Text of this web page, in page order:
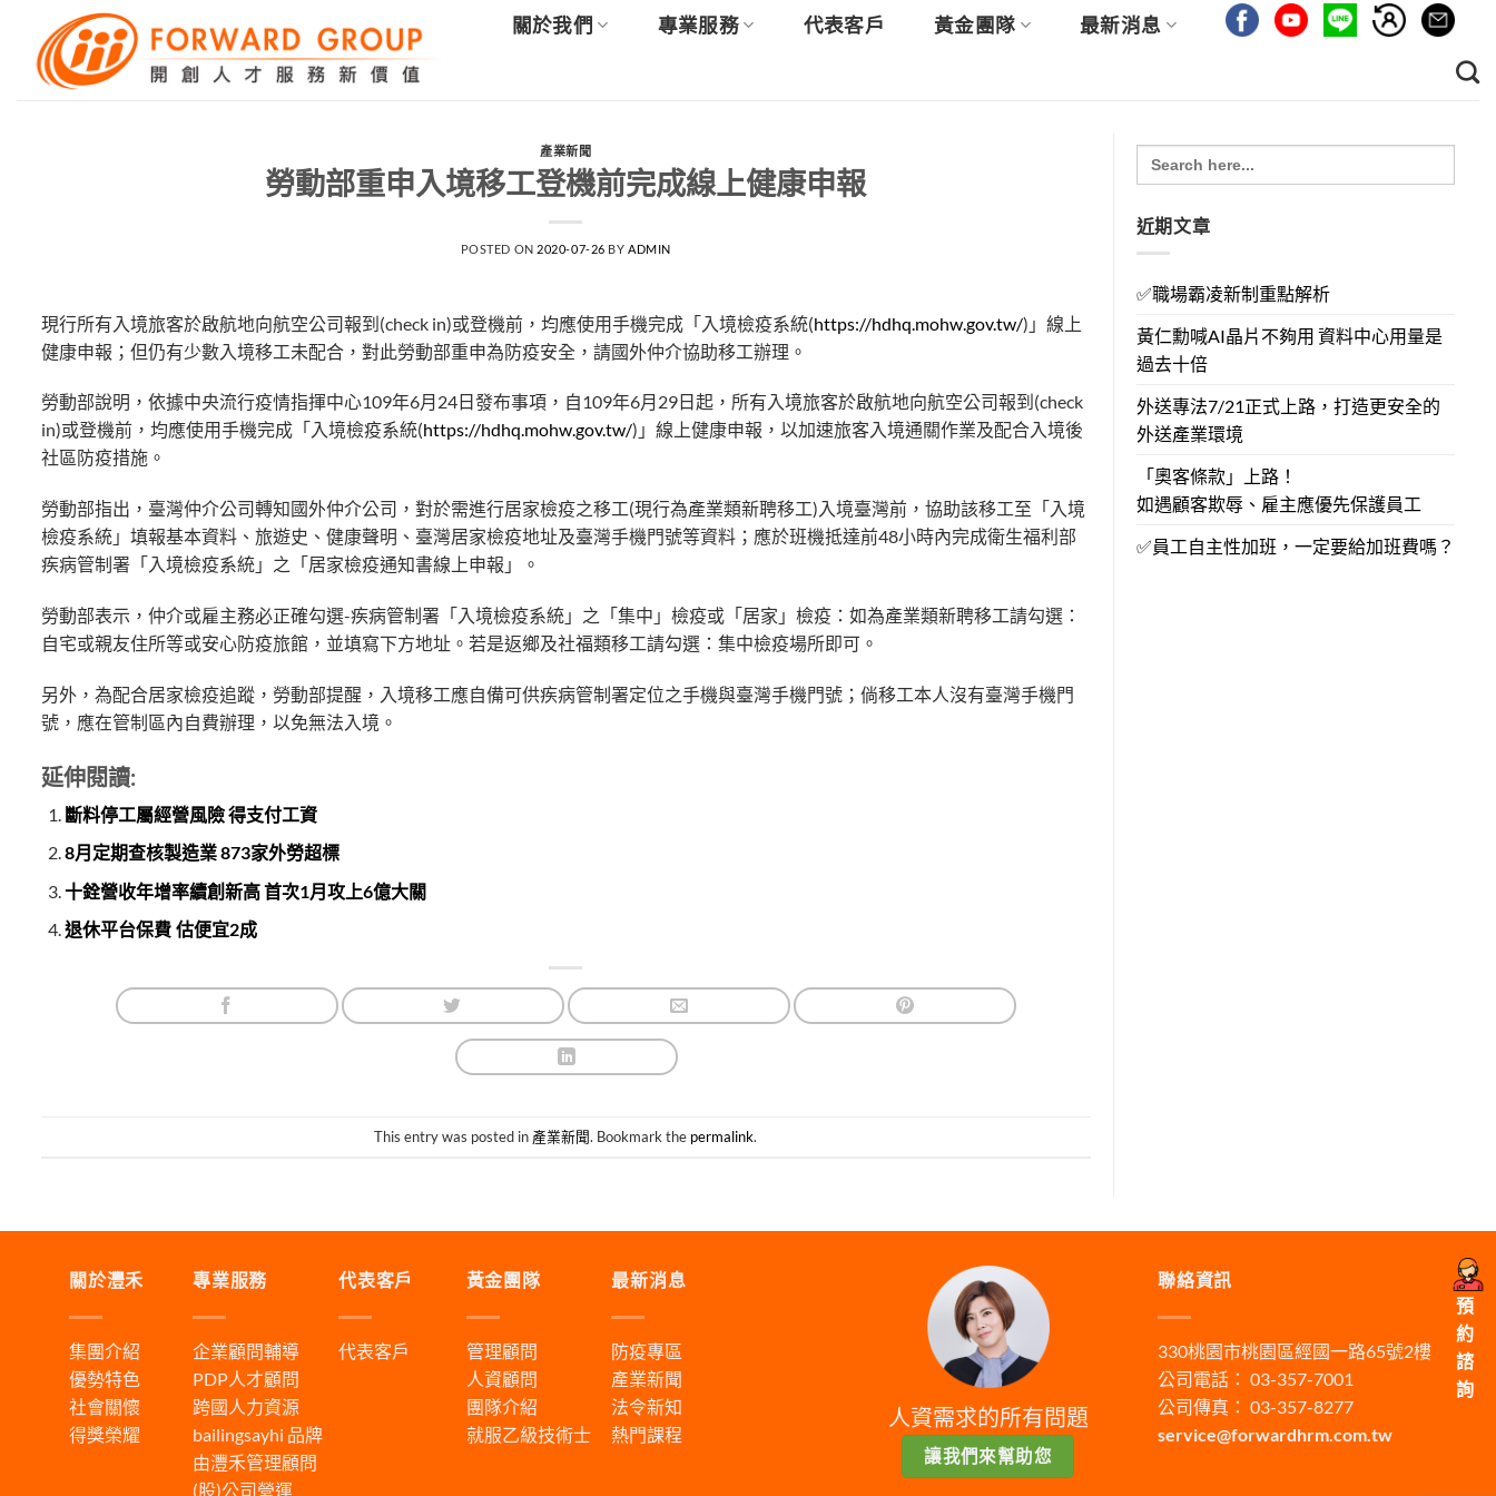
content
關於我們 專業服務 代表客戶 黃金團隊 最新消息
產業新聞
勞動部重申入境移工登機前完成線上健康申報
POSTED ON 2020-07-26 BY ADMIN
現行所有入境旅客於啟航地向航空公司報到(check in)或登機前，均應使用手機完成「入境檢疫系統(https://hdhq.mohw.gov.tw/)」線上
健康申報；但仍有少數入境移工未配合，對此勞動部重申為防疫安全，請國外仲介協助移工辦理。
勞動部說明，依據中央流行疫情指揮中心109年6月24日發布事項，自109年6月29日起，所有入境旅客於啟航地向航空公司報到(check
in)或登機前，均應使用手機完成「入境檢疫系統(https://hdhq.mohw.gov.tw/)」線上健康申報，以加速旅客入境通關作業及配合入境後
社區防疫措施。
勞動部指出，臺灣仲介公司轉知國外仲介公司，對於需進行居家檢疫之移工(現行為產業類新聘移工)入境臺灣前，協助該移工至「入境
檢疫系統」填報基本資料、旅遊史、健康聲明、臺灣居家檢疫地址及臺灣手機門號等資料；應於班機抵達前48小時內完成衛生福利部
疾病管制署「入境檢疫系統」之「居家檢疫通知書線上申報」。
勞動部表示，仲介或雇主務必正確勾選-疾病管制署「入境檢疫系統」之「集中」檢疫或「居家」檢疫：如為產業類新聘移工請勾選：
自宅或親友住所等或安心防疫旅館，並填寫下方地址。若是返鄉及社福類移工請勾選：集中檢疫場所即可。
另外，為配合居家檢疫追蹤，勞動部提醒，入境移工應自備可供疾病管制署定位之手機與臺灣手機門號；倘移工本人沒有臺灣手機門
號，應在管制區內自費辦理，以免無法入境。
延伸閱讀:
斷料停工屬經營風險 得支付工資
8月定期查核製造業 873家外勞超標
十銓營收年增率續創新高 首次1月攻上6億大關
退休平台保費 估便宜2成
This entry was posted in 產業新聞. Bookmark the permalink.
Search
for:
近期文章
✅職場霸凌新制重點解析
黃仁勳喊AI晶片不夠用 資料中心用量是
過去十倍
外送專法7/21正式上路，打造更安全的
外送產業環境
「奧客條款」上路！
如遇顧客欺辱、雇主應優先保護員工
✅員工自主性加班，一定要給加班費嗎？
關於灃禾
集團介紹
優勢特色
社會關懷
得獎榮耀
專業服務
企業顧問輔導
PDP人才顧問
跨國人力資源
bailingsayhi 品牌
由灃禾管理顧問
(股)公司營運
代表客戶
代表客戶
黃金團隊
管理顧問
人資顧問
團隊介紹
就服乙級技術士
最新消息
防疫專區
產業新聞
法令新知
熱門課程
人資需求的所有問題
讓我們來幫助您
聯絡資訊
330桃園市桃園區經國一路65號2樓
公司電話： 03-357-7001
公司傳真： 03-357-8277
service@forwardhrm.com.tw
預
約
諮
詢